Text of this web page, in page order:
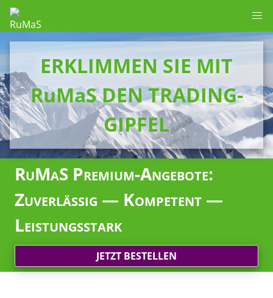
ERKLIMMEN SIE MIT
RuMaS DEN TRADING-
GIPFEL
RuMaS Premium-Angebote:
Zuverlässig — Kompetent —
Leistungsstark
JETZT BESTELLEN